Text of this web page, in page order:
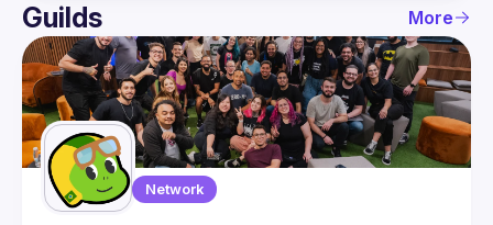
User
Guilds
Guilds More
Network